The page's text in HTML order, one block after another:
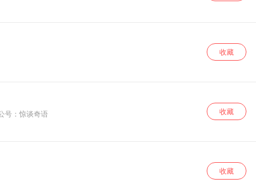
收藏
号：惊谈奇语
收藏
收藏